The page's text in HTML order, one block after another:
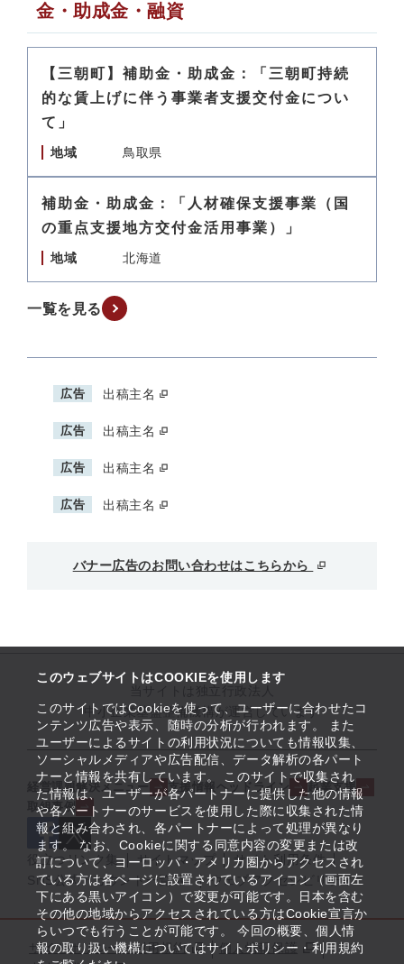
このウェブサイトはCOOKIEを使用します
このサイトではCookieを使って、ユーザーに合わせたコ
ンテンツ広告や表示、随時の分析が行われます。 また
ユーザーによるサイトの利用状況についても情報収集、
ソーシャルメディアや広告配信、データ解析の各パート
ナーと情報を共有しています。 このサイトで収集され
た情報は、ユーザーが各パートナーに提供した他の情報
や各パートナーのサービスを使用した際に収集された情
報と組み合わされ、各パートナーによって処理が異なり
ます。 なお、Cookieに関する同意内容の変更または改
訂について、ヨーロッパ・アメリカ圏からアクセスされ
ている方は各ページに設置されているアイコン（画面左
下にある黒いアイコン）で変更が可能です。日本を含む
その他の地域からアクセスされている方はCookie宣言か
らいつでも行うことが可能です。 今回の概要、個人情
報の取り扱い機構についてはサイトポリシー・利用規約
金・助成金・融資
【三朝町】補助金・助成金：「三朝町持続
的な賃上げに伴う事業者支援交付金につい
て」
地域 鳥取県
補助金・助成金：「人材確保支援事業（国
の重点支援地方交付金活用事業）」
地域 北海道
一覧を見る
広告 出稿主名
広告 出稿主名
広告 出稿主名
広告 出稿主名
バナー広告のお問い合わせはこちらから
中小企業基盤整備機構が運営しています
経営課題解決メニュー 支援情報ヘッドライン
起業支援
取組事例
役立つリンク集 サイトマップ
サイト利用条件
SNS公式アカウント一覧
ウェブアクセシビリティ
サイトポリシー・利用規約
個人情報保護